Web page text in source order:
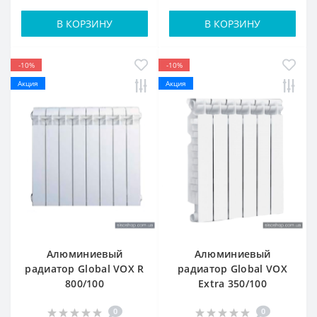
В КОРЗИНУ В КОРЗИНУ
-10%
Акция
Алюминиевый
радиатор Global VOX R
800/100
0
-10%
Акция
Алюминиевый
радиатор Global VOX
Extra 350/100
0